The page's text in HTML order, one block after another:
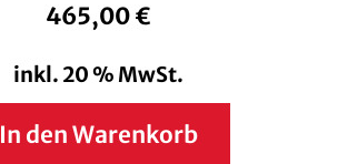
465,00€
inkl. 20 % MwSt.
In den Warenkorb